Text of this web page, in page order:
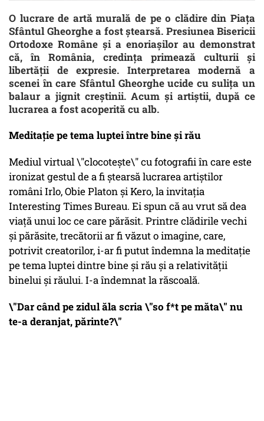
O lucrare de artă murală de pe o clădire din Piața
Sfântul Gheorghe a fost ștearsă. Presiunea Bisericii
Ortodoxe Române și a enoriașilor au demonstrat
că, în România, credința primează culturii și
libertății de expresie. Interpretarea modernă a
scenei în care Sfântul Gheorghe ucide cu sulița un
balaur a jignit creștinii. Acum și artiștii, după ce
lucrarea a fost acoperită cu alb.
Meditație pe tema luptei între bine și rău
Mediul virtual \"clocotește\" cu fotografii în care este
ironizat gestul de a fi ștearsă lucrarea artiștilor
români Irlo, Obie Platon şi Kero, la invitația
Interesting Times Bureau. Ei spun că au vrut să dea
viață unui loc ce care părăsit. Printre clădirile vechi
și părăsite, trecătorii ar fi văzut o imagine, care,
potrivit creatorilor, i-ar fi putut îndemna la meditație
pe tema luptei dintre bine şi rău şi a relativităţii
binelui şi răului. I-a îndemnat la răscoală.
\"Dar când pe zidul ăla scria \"so f*t pe măta\" nu
te-a deranjat, părinte?\"